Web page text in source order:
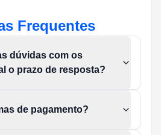
Frequentes
dúvidas com os
o prazo de resposta?
de pagamento?